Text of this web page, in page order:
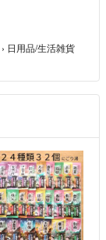
› 日用品/生活雑貨